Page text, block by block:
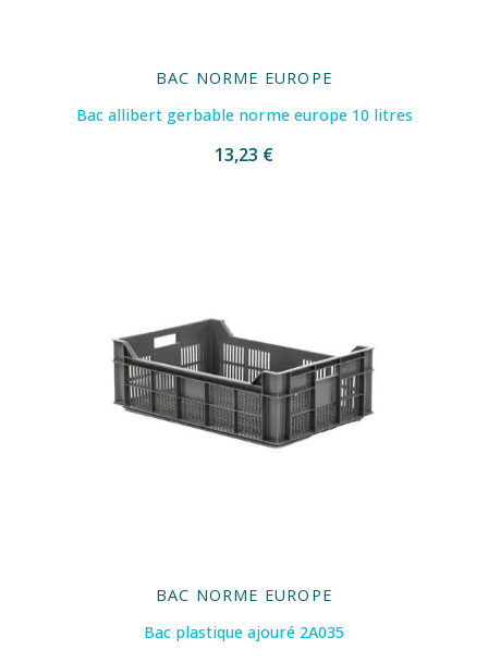
BAC NORME EUROPE
Bac allibert gerbable norme europe 10 litres
13,23 €
BAC NORME EUROPE
Bac plastique ajouré 2A035